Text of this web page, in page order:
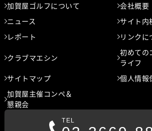
依頼日：2008/07/23 依頼金額：170
成約日：2008/08/11 成約金額：130
会員区分：個人 会員種別：平日会員
依頼日：2007/12/12 依頼金額：95
成約日：2008/01/28 成約金額：95万
会員区分：個人 会員種別：
成約日：2007/07/17 成約金額：250
加賀屋ゴルフについて
会社概要
ニュース
サイト内
レポート
リンクに
クラブマエシン
初めての
ライフ
サイトマップ
個人情報
加賀屋主催コンペ＆
懇親会
TEL